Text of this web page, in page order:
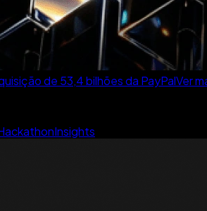
de 53,4 bilhões da PayPalVer
Insights